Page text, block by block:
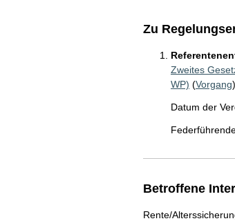
Zu
Zweites
WP) (Vorgang)
Datum der
Betroffene
Rente/